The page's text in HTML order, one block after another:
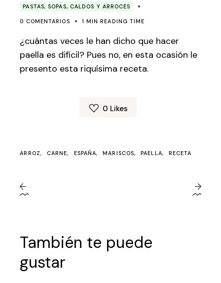
PASTAS, SOPAS, CALDOS Y ARROCES
0 COMENTARIOS 1 MIN READING TIME
¿cuántas veces le han dicho que hacer
paella es difícil? Pues no, en esta ocasión le
presento esta riquísima receta.
0 Likes
ARROZ CARNE ESPAÑA MARISCOS PAELLA RECETA
También te puede
gustar